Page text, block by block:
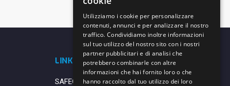
LINK UTILI
SAFEGUARDING
Utilizziamo i cookie per personalizzare
contenuti, annunci e per analizzare il nostro
traffico. Condividiamo inoltre informazioni
sul tuo utilizzo del nostro sito con i nostri
partner pubblicitari e di analisi che
potrebbero combinarle con altre
informazioni che hai fornito loro o che
hanno raccolto dal tuo utilizzo dei loro